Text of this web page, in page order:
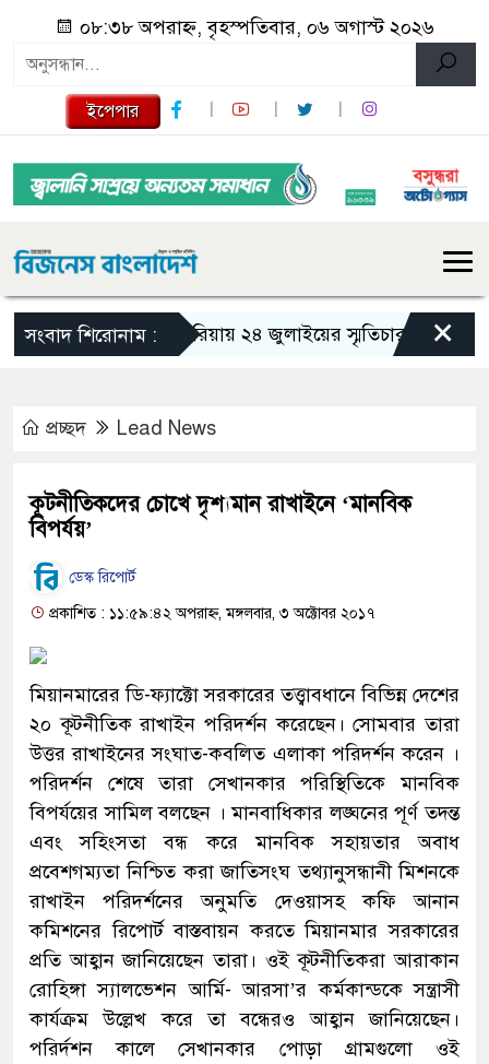
০৮:৩৮ অপরাহ্ন, বৃহস্পতিবার, ০৬ অগাস্ট ২০২৬
ইপেপার
সংবাদ শিরোনাম :গজারিয়ায় ২৪ জুলাইয়ের স্মৃতিচারণ: গুমের×
প্রচ্ছদ Lead News
কূটনীতিকদের চোখে দৃশ্যমান রাখাইনে ‘মানবিক
বিপর্যয়’
ডেস্ক রিপোর্ট
প্রকাশিত : ১১:৫৯:৪২ অপরাহ্ন, মঙ্গলবার, ৩ অক্টোবর ২০১৭
মিয়ানমারের ডি-ফ্যাক্টো সরকারের তত্ত্বাবধানে বিভিন্ন দেশের
২০ কূটনীতিক রাখাইন পরিদর্শন করেছেন। সোমবার তারা
উত্তর রাখাইনের সংঘাত-কবলিত এলাকা পরিদর্শন করেন ।
পরিদর্শন শেষে তারা সেখানকার পরিস্থিতিকে মানবিক
বিপর্যয়ের সামিল বলছেন । মানবাধিকার লঙ্ঘনের পূর্ণ তদন্ত
এবং সহিংসতা বন্ধ করে মানবিক সহায়তার অবাধ
প্রবেশগম্যতা নিশ্চিত করা জাতিসংঘ তথ্যানুসন্ধানী মিশনকে
রাখাইন পরিদর্শনের অনুমতি দেওয়াসহ কফি আনান
কমিশনের রিপোর্ট বাস্তবায়ন করতে মিয়ানমার সরকারের
প্রতি আহ্বান জানিয়েছেন তারা। ওই কূটনীতিকরা আরাকান
রোহিঙ্গা স্যালভেশন আর্মি- আরসা’র কর্মকান্ডকে সন্ত্রাসী
কার্যক্রম উল্লেখ করে তা বন্ধেরও আহ্বান জানিয়েছেন।
পরির্দশন কালে সেখানকার পোড়া গ্রামগুলো ওই